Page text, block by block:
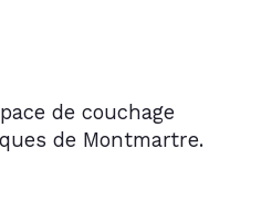
de couchage
de Montmartre.